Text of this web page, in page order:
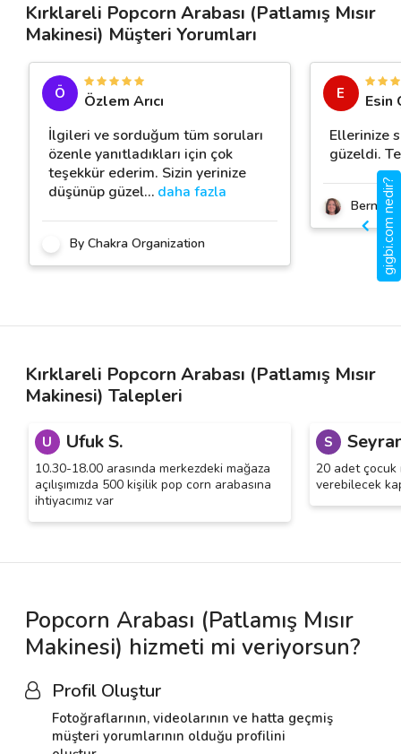
Kırklareli Popcorn Arabası (Patlamış Mısır
Makinesi) Müşteri Yorumları
Ö
Özlem Arıcı
İlgileri ve sorduğum tüm soruları
özenle yanıtladıkları için çok
teşekkür ederim. Sizin yerinize
düşünüp güzel… daha fazla
By Chakra Organization
E
Esin
Ellerinize
güzeldi.
Berna
Kırklareli Popcorn Arabası (Patlamış Mısır
Makinesi) Talepleri
U Ufuk S.
10.30-18.00 arasında merkezdeki mağaza
açılışımızda 500 kişilik pop corn arabasına
ihtiyacımız var
S
20 adet çocuk
verebilecek
Popcorn Arabası (Patlamış Mısır
Makinesi) hizmeti mi veriyorsun?
Profil Oluştur
Fotoğraflarının, videolarının ve hatta geçmiş
müşteri yorumlarının olduğu profilini
gigbi.com nedir?